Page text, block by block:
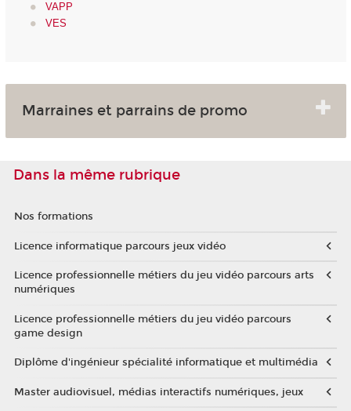
VAPP
VES
Marraines et parrains de promo
Dans la même rubrique
Nos formations
Licence informatique parcours jeux vidéo
Licence professionnelle métiers du jeu vidéo parcours arts
numériques
Licence professionnelle métiers du jeu vidéo parcours
game design
Diplôme d'ingénieur spécialité informatique et multimédia
Master audiovisuel, médias interactifs numériques, jeux